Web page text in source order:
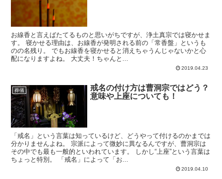
お線香と言えばたてるものと思いがちですが、浄土真宗では寝かせま
す。 寝かせる理由は、お線香が発明される前の「常香盤」というも
のの名残り。 でもお線香を寝かせると消えちゃうんじゃないかと心
配になりますよね。 大丈夫！ちゃんと...
2019.04.23
葬儀
戒名の付け方は曹洞宗ではどう？
意味や上座についても！
「戒名」という言葉は知っているけど、どうやって付けるのかまでは
分かりませんよね。 宗派によって微妙に異なるんですが、曹洞宗は
その中でも最も一般的といわれています。 しかし“上座”という言葉は
ちょっと特別。 「戒名」によって「お...
2019.04.10